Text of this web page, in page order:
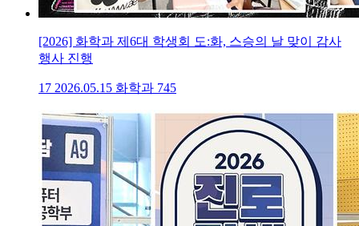
[2026] 화학과 제6대 학생회 도:화, 스승의 날 맞이 감사
행사 진행
17 2026.05.15 화학과 745